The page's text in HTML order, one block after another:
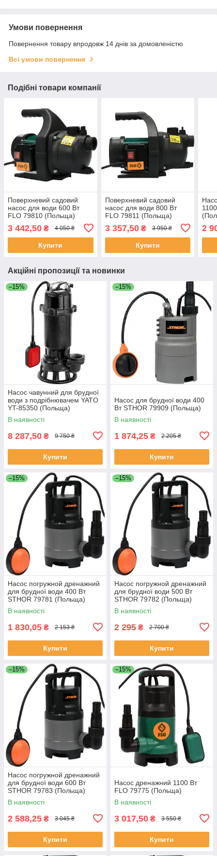
Умови повернення
Повернення товару впродовж 14 днів за домовленістю
Всі умови повернення
Подібні товари компанії
Поверхневий садовий
насос для води 600 Вт
FLO 79810 (Польща)
3 442,50 ₴ 4 050 ₴
Купити
Поверхневий садовий
насос для води 800 Вт
FLO 79811 (Польща)
3 357,50₴ 3 950 ₴
Купити
2
Акційні пропозиції та новинки
–15%
Насос чавунний для брудної
води з подрібнювачем YATO
YT-85350 (Польща)
В наявності
8 287,50 ₴ 9 750 ₴
Купити
–15%
Насос для брудної води 400
Вт STHOR 79909 (Польща)
В наявності
1 874,25 ₴ 2 205 ₴
Купити
–15%
Насос погружной дренажний
для брудної води 400 Вт
STHOR 79781 (Польща)
В наявності
1 830,05 ₴ 2 153 ₴
Купити
–15%
Насос погружной дренажний
для брудної води 500 Вт
STHOR 79782 (Польща)
В наявності
2 295 ₴ 2 700 ₴
Купити
–15%
Насос погружной дренажний
для брудної води 600 Вт
STHOR 79783 (Польща)
В наявності
2 588,25 ₴ 3 045 ₴
Купити
–15%
Насос дренажний 1100 Вт
FLO 79775 (Польща)
В наявності
3 017,50 ₴ 3 550 ₴
Купити